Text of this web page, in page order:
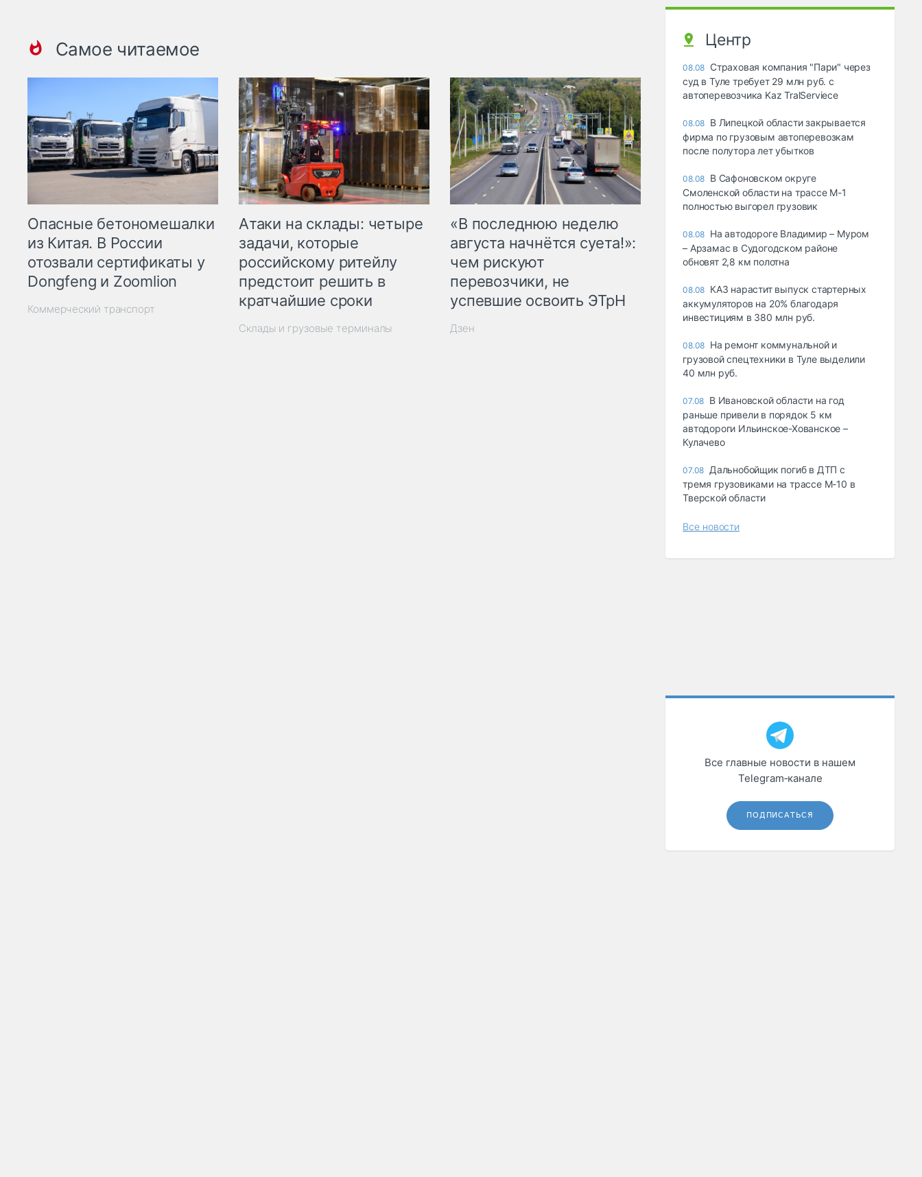
Самое читаемое
Опасные бетономешалки
из Китая. В России
отозвали сертификаты у
Dongfeng и Zoomlion
Коммерческий транспорт
Атаки на склады: четыре
задачи, которые
российскому ритейлу
предстоит решить в
кратчайшие сроки
Склады и грузовые терминалы
«В последнюю неделю
августа начнётся суета!»:
чем рискуют
перевозчики, не
успевшие освоить ЭТрН
Дзен
Центр
08.08 Страховая компания "Пари" через
суд в Туле требует 29 млн руб. с
автоперевозчика Kaz TralServiece
08.08 В Липецкой области закрывается
фирма по грузовым автоперевозкам
после полутора лет убытков
08.08 В Сафоновском округе
Смоленской области на трассе М-1
полностью выгорел грузовик
08.08 На автодороге Владимир – Муром
– Арзамас в Судогодском районе
обновят 2,8 км полотна
08.08 КАЗ нарастит выпуск стартерных
аккумуляторов на 20% благодаря
инвестициям в 380 млн руб.
08.08 На ремонт коммунальной и
грузовой спецтехники в Туле выделили
40 млн руб.
07.08 В Ивановской области на год
раньше привели в порядок 5 км
автодороги Ильинское-Хованское –
Кулачево
07.08 Дальнобойщик погиб в ДТП с
тремя грузовиками на трассе М-10 в
Тверской области
Все новости
Все главные новости в нашем
Telegram‑канале
ПОДПИСАТЬСЯ